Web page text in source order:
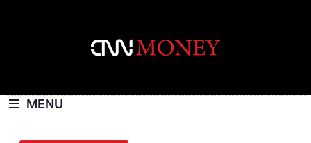
MENU